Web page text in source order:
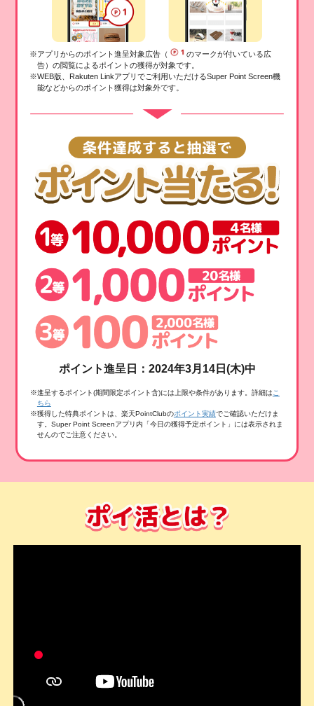
※アプリからのポイント進呈対象広告（
のマークが付いている広
告）の閲覧によるポイントの獲得が対象です。
※WEB版、Rakuten Linkアプリでご利用いただけるSuper Point Screen機
能などからのポイント獲得は対象外です。
ポイント進呈日：2024年3月14日(木)中
※進呈するポイント(期間限定ポイント含)には上限や条件があります。詳細はこ
ちら
※獲得した特典ポイントは、楽天PointClubのポイント実績でご確認いただけま
す。Super Point Screenアプリ内「今日の獲得予定ポイント」には表示されま
せんのでご注意ください。